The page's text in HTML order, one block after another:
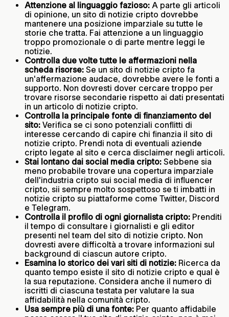
Attenzione al linguaggio fazioso: A parte gli articoli
di opinione, un sito di notizie cripto dovrebbe
mantenere una posizione imparziale su tutte le
storie che tratta. Fai attenzione a un linguaggio
troppo promozionale o di parte mentre leggi le
notizie.
Controlla due volte tutte le affermazioni nella
scheda risorse: Se un sito di notizie cripto fa
un'affermazione audace, dovrebbe avere le fonti a
supporto. Non dovresti dover cercare troppo per
trovare risorse secondarie rispetto ai dati presentati
in un articolo di notizie cripto.
Controlla la principale fonte di finanziamento del
sito: Verifica se ci sono potenziali conflitti di
interesse cercando di capire chi finanzia il sito di
notizie cripto. Prendi nota di eventuali aziende
cripto legate al sito e cerca disclaimer negli articoli.
Stai lontano dai social media cripto: Sebbene sia
meno probabile trovare una copertura imparziale
dell'industria cripto sui social media di influencer
cripto, sii sempre molto sospettoso se ti imbatti in
notizie cripto su piattaforme come Twitter, Discord
e Telegram.
Controlla il profilo di ogni giornalista cripto: Prenditi
il tempo di consultare i giornalisti e gli editor
presenti nel team del sito di notizie cripto. Non
dovresti avere difficoltà a trovare informazioni sul
background di ciascun autore cripto.
Esamina lo storico dei vari siti di notizie: Ricerca da
quanto tempo esiste il sito di notizie cripto e qual è
la sua reputazione. Considera anche il numero di
iscritti di ciascuna testata per valutare la sua
affidabilità nella comunità cripto.
Usa sempre più di una fonte: Per quanto affidabile